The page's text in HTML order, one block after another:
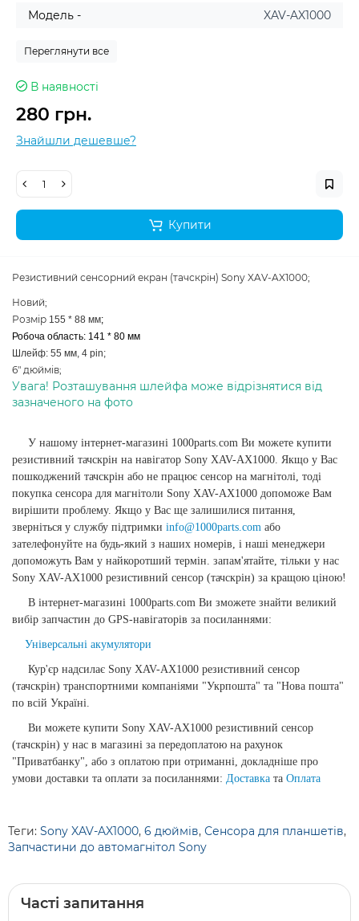
Модель -
XAV-AX1000
Переглянути все
В наявності
280 грн.
Знайшли дешевше?
Купити
Резистивний сенсорний екран (тачскрін) Sony XAV-AX1000;
Новий;
Розмір 155 * 88 мм;
Робоча область: 141 * 80 мм
Шлейф: 55 мм, 4 pin;
6" дюймів;
Увага! Розташування шлейфа може відрізнятися від
зазначеного на фото
У нашому інтернет-магазині 1000parts.com Ви можете купити
резистивний тачскрін на навігатор Sony XAV-AX1000. Якщо у Вас
пошкоджений тачскрін або не працює сенсор на магнітолі, тоді
покупка сенсора для магнітоли Sony XAV-AX1000 допоможе Вам
вирішити проблему. Якщо у Вас ще залишилися питання,
зверніться у службу підтримки info@1000parts.com або
зателефонуйте на будь-який з наших номерів, і наші менеджери
допоможуть Вам у найкоротший термін. запам'ятайте, тільки у нас
Sony XAV-AX1000 резистивний сенсор (тачскрін) за кращою ціною!
В інтернет-магазині 1000parts.com Ви зможете знайти великий
вибір запчастин до GPS-навігаторів за посиланнями:
Універсальні акумулятори
Кур'єр надсилає Sony XAV-AX1000 резистивний сенсор
(тачскрін) транспортними компаніями "Укрпошта" та "Нова пошта"
по всій Україні.
Ви можете купити Sony XAV-AX1000 резистивний сенсор
(тачскрін) у нас в магазині за передоплатою на рахунок
"Приватбанку", або з оплатою при отриманні, докладніше про
умови доставки та оплати за посиланнями: Доставка та Оплата
Теги: Sony XAV-AX1000, 6 дюймів, Сенсора для планшетів,
Запчастини до автомагнітол Sony
Часті запитання